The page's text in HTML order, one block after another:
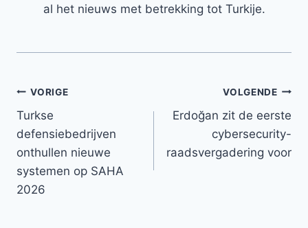
al het nieuws met betrekking tot Turkije.
Bericht
navigatie
VORIGE
Turkse
defensiebedrijven
onthullen nieuwe
systemen op SAHA
2026
VOLGENDE
Erdoğan zit de eerste
cybersecurity-
raadsvergadering voor